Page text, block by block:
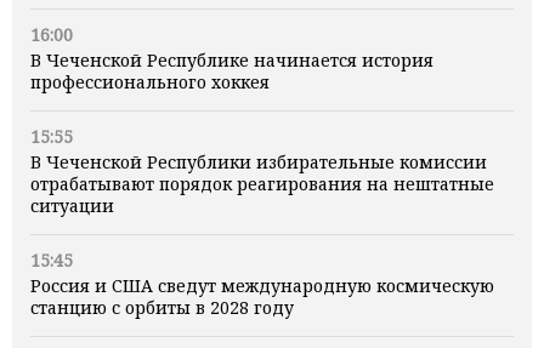
16:00
В Чеченской Республике начинается история
профессионального хоккея
15:55
В Чеченской Республики избирательные комиссии
отрабатывают порядок реагирования на нештатные
ситуации
15:45
Россия и США сведут международную космическую
станцию с орбиты в 2028 году